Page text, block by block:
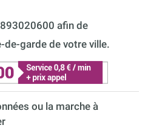
afin de
de-garde de votre ville.
ou la marche à